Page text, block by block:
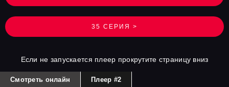
35 СЕРИЯ >
Если не запускается плеер прокрутите страницу вниз
Смотреть онлайн Плеер #2